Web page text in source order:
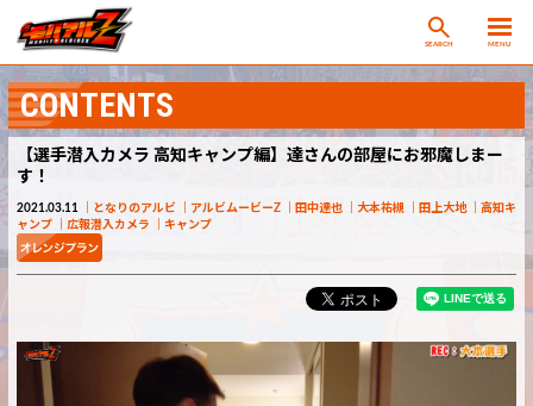
SEARCH MENU
CONTENTS
【選手潜入カメラ 高知キャンプ編】達さんの部屋にお邪魔しまー
す！
2021.03.11 となりのアルビ アルビムービーZ 田中達也 大本祐槻 田上大地
高知キ
ャンプ
広報潜入カメラ キャンプ